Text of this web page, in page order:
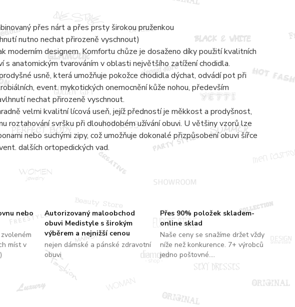
nebo
míst v
Autorizovaný maloobchod
obuvi Medistyle s širokým
výběrem a nejnižší cenou
nejen dámské a pánské zdravotní
obuvi
Přes 90% položek skladem-
online sklad
Naše ceny se snažíme držet vždy
níže než konkurence. 7+ výrobců
jedno poštovné....
přes nárt a přes prsty širokou pruženkou
nutno nechat přirozeně vyschnout)
moderním designem. Komfortu chůze je dosaženo díky použití kvalitních
s anatomickým tvarováním v oblasti největšího zatížení chodidla.
usně, která umožňuje pokožce chodidla dýchat, odvádí pot při
event. mykotických onemocnění kůže nohou, především
nechat přirozeně vyschnout.
velmi kvalitní lícová useň, jejíž předností je měkkost a prodyšnost,
roztahování svršku při dlouhodobém užívání obuvi. U většiny vzorů lze
nebo suchými zipy, což umožňuje dokonalé přizpůsobení obuvi šířce
dalších ortopedických vad.